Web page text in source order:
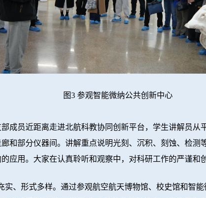
图3 参观智能微纳公共创新中心
员近距离走进北航科教协同创新平台，学生讲解员从
和部分仪器间。讲解重点说明光刻、沉积、刻蚀、检测
应用。大家在认真聆听和观察中，对科研工作的严谨和
、形式多样。通过参观航空航天博物馆、校史馆和智